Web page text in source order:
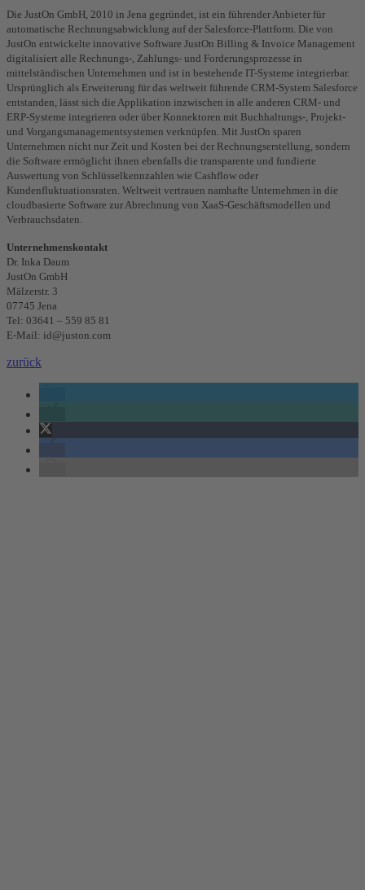
Die JustOn GmbH, 2010 in Jena gegründet, ist ein führender Anbieter für
automatische Rechnungsabwicklung auf der Salesforce-Plattform. Die von
JustOn entwickelte innovative Software JustOn Billing & Invoice Management
digitalisiert alle Rechnungs-, Zahlungs- und Forderungsprozesse in
mittelständischen Unternehmen und ist in bestehende IT-Systeme integrierbar.
Ursprünglich als Erweiterung für das weltweit führende CRM-System Salesforce
entstanden, lässt sich die Applikation inzwischen in alle anderen CRM- und
ERP-Systeme integrieren oder über Konnektoren mit Buchhaltungs-, Projekt-
und Vorgangsmanagementsystemen verknüpfen. Mit JustOn sparen
Unternehmen nicht nur Zeit und Kosten bei der Rechnungserstellung, sondern
die Software ermöglicht ihnen ebenfalls die transparente und fundierte
Auswertung von Schlüsselkennzahlen wie Cashflow oder
Kundenfluktuationsraten. Weltweit vertrauen namhafte Unternehmen in die
cloudbasierte Software zur Abrechnung von XaaS-Geschäftsmodellen und
Verbrauchsdaten.
Unternehmenskontakt
Dr. Inka Daum
JustOn GmbH
Mälzerstr. 3
07745 Jena
Tel: 03641 – 559 85 81
E-Mail: id@juston.com
zurück